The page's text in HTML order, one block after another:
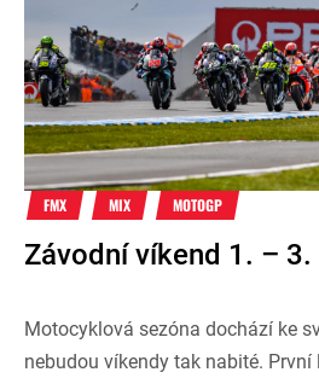
FMX MIX MOTOGP
Závodní víkend 1. –
Motocyklová sezóna dochází ke
nebudou víkendy tak nabité.